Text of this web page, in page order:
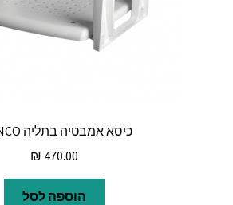
כיסא אמבטיה בתליה BIANCO
₪ 470.00
הוספה לסל